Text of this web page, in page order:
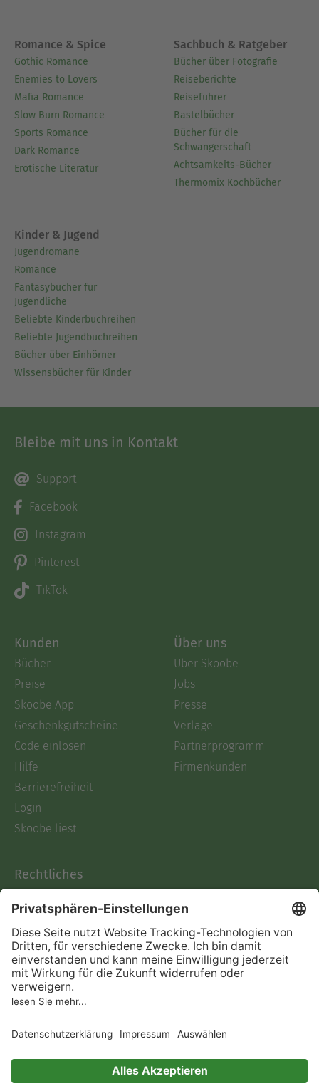
Romance & Spice
Gothic Romance
Enemies to Lovers
Mafia Romance
Slow Burn Romance
Sports Romance
Dark Romance
Erotische Literatur
Sachbuch & Ratgeber
Bücher über Fotografie
Reiseberichte
Reiseführer
Bastelbücher
Bücher für die
Schwangerschaft
Achtsamkeits-Bücher
Thermomix Kochbücher
Kinder & Jugend
Jugendromane
Romance
Fantasybücher für
Jugendliche
Beliebte Kinderbuchreihen
Beliebte Jugendbuchreihen
Bücher über Einhörner
Wissensbücher für Kinder
Bleibe mit uns in Kontakt
Support
Facebook
Instagram
Pinterest
TikTok
Kunden
Bücher
Preise
Skoobe App
Geschenkgutscheine
Code einlösen
Hilfe
Barrierefreiheit
Login
Skoobe liest
Über uns
Über Skoobe
Jobs
Presse
Verlage
Partnerprogramm
Firmenkunden
Rechtliches
AGB
Informationen nach Data
Act
Verträge hier kündigen
Impressum